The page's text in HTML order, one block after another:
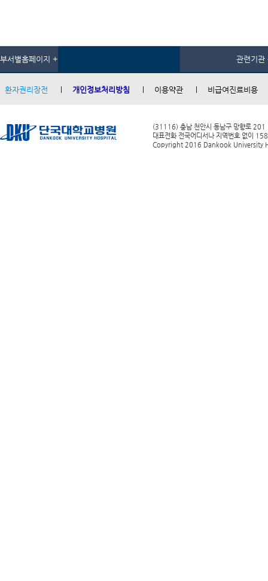
부서별홈페이지 + 관련기관
환자권리장전 개인정보처리방침 이용약관 비급여진료비용
(31116) 충남 천안시 동남구 망향로 201
대표전화 전국어디서나 지역번호 없이
Copyright 2016 Dankook University